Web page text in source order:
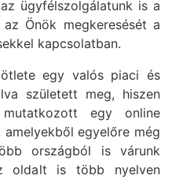
ügyfélszolgálatunk is a
Önök megkeresését a
kapcsolatban.
egy valós piaci és
született meg, hiszen
egy online
egyelőre még
országból is várunk
oldalt is több nyelven